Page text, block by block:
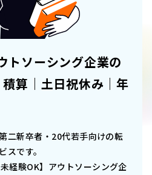
トソーシング企業の
算｜土日祝休み｜年
二新卒者・20代若手向けの転
スです。
未経験OK】アウトソーシング企